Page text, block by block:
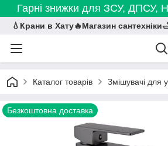
Гарні знижки для ЗСУ, ДПСУ,
💧Крани в Хату🔥Магазин
Каталог товарів Змішувачі для
Безкоштовна доставка